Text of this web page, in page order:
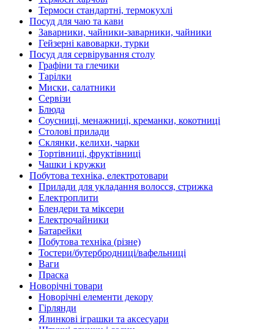
Термоси стандартні, термокухлі
Посуд для чаю та кави
Заварники, чайники-заварники, чайники
Гейзерні кавоварки, турки
Посуд для сервірування столу
Графіни та глечики
Тарілки
Миски, салатники
Сервізи
Блюда
Соусниці, менажниці, креманки, кокотниці
Столові прилади
Склянки, келихи, чарки
Тортівниці, фруктівниці
Чашки і кружки
Побутова техніка, електротовари
Прилади для укладання волосся, стрижка
Електроплити
Блендери та міксери
Електрочайники
Батарейки
Побутова техніка (різне)
Тостери/бутербродниці/вафельниці
Ваги
Праска
Новорічні товари
Новорічні елементи декору
Гірлянди
Ялинкові іграшки та аксесуари